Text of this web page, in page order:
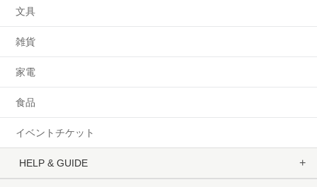
文具
雑貨
家電
食品
イベントチケット
HELP & GUIDE